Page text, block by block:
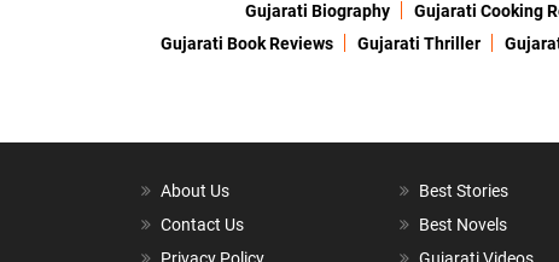
Gujarati Biography
Gujarati Cooking
Gujarati Book Reviews
Gujarati Thriller
About Us
Contact Us
Best Stories
Best Novels